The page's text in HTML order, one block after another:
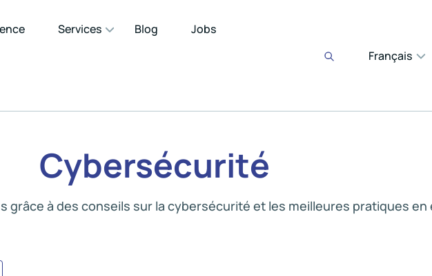
Services Blog
Jobs
Français
Cybersécurité
grâce à des conseils sur la cybersécurité et les meilleures pratiques